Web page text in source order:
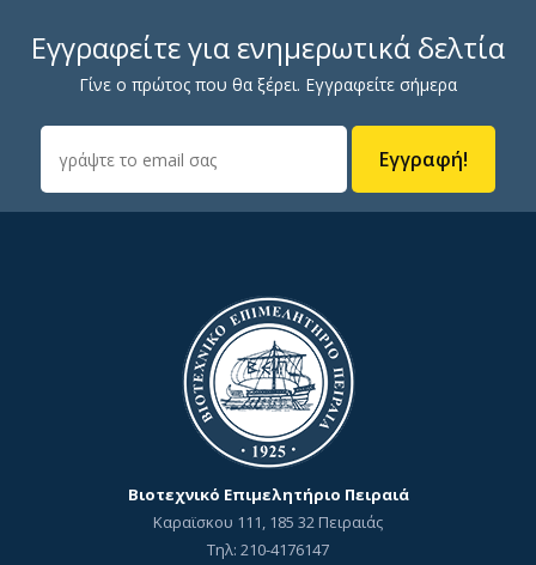
Εγγραφείτε για ενημερωτικά δελτία
Γίνε ο πρώτος που θα ξέρει. Εγγραφείτε σήμερα
Εγγραφή!
Βιοτεχνικό Επιμελητήριο Πειραιά
Καραϊσκου 111, 185 32 Πειραιάς
Τηλ: 210-4176147